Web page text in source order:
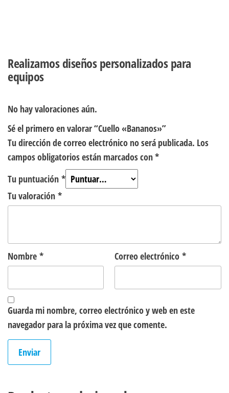
Realizamos diseños personalizados para
equipos
No hay valoraciones aún.
Sé el primero en valorar “Cuello «Bananos»”
Tu dirección de correo electrónico no será publicada. Los
campos obligatorios están marcados con*
Tu puntuación *
Tu valoración *
Nombre * Correo electrónico *
Guarda mi nombre, correo electrónico y web en este
navegador para la próxima vez que comente.